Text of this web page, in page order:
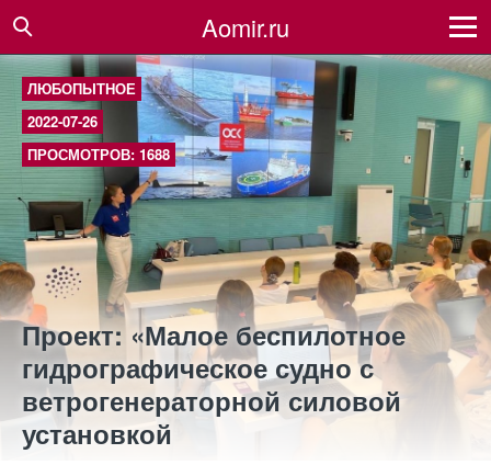
Aomir.ru
ЛЮБОПЫТНОЕ
2022-07-26
ПРОСМОТРОВ: 1688
Проект: «Малое беспилотное
гидрографическое судно с
ветрогенераторной силовой
установкой